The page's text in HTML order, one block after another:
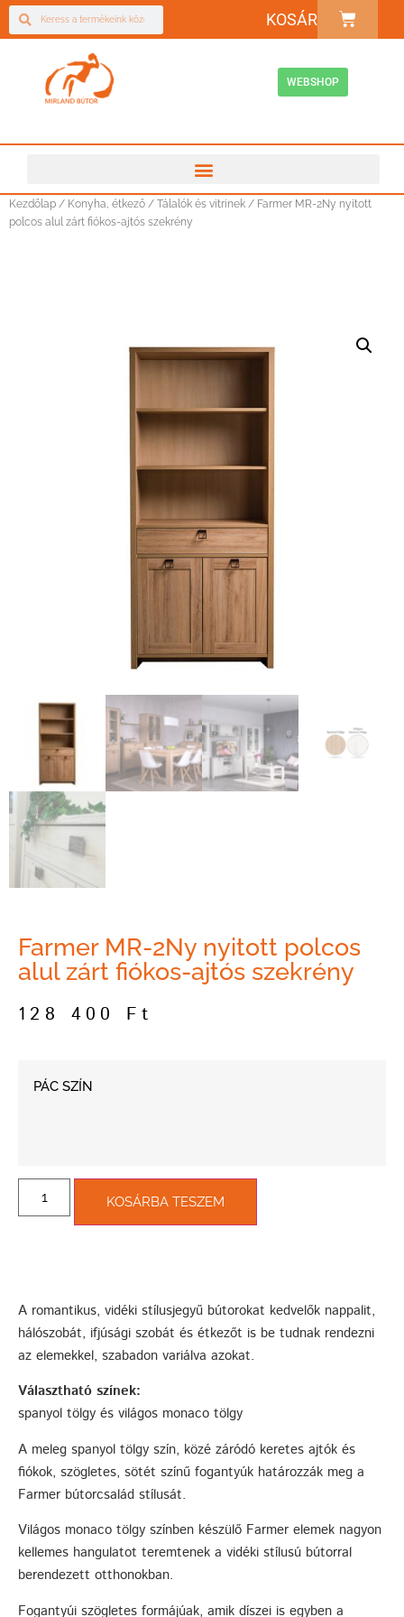
KOSÁR
WEBSHOP
Kezdőlap / Konyha, étkező / Tálalók és vitrinek / Farmer MR-2Ny nyitott
polcos alul zárt fiókos-ajtós szekrény
Farmer MR-2Ny nyitott polcos
alul zárt fiókos-ajtós szekrény
128 400 Ft
PÁC SZÍN
KOSÁRBA TESZEM
A romantikus, vidéki stílusjegyű bútorokat kedvelők nappalit,
hálószobát, ifjúsági szobát és étkezőt is be tudnak rendezni
az elemekkel, szabadon variálva azokat.
Választható színek:
spanyol tölgy és világos monaco tölgy
A meleg spanyol tölgy szín, közé záródó keretes ajtók és
fiókok, szögletes, sötét színű fogantyúk határozzák meg a
Farmer bútorcsalád stílusát.
Világos monaco tölgy színben készülő Farmer elemek nagyon
kellemes hangulatot teremtenek a vidéki stílusú bútorral
berendezett otthonokban.
Fogantyúi szögletes formájúak, amik díszei is egyben a